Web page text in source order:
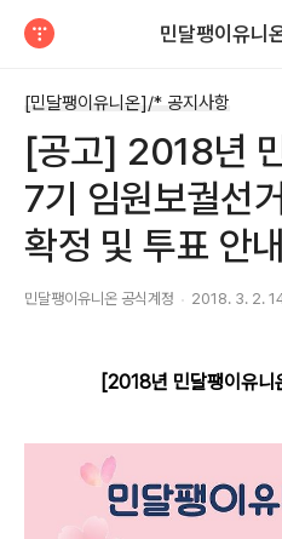
민달팽이유니
[민달팽이유니온]/* 공지사항
[공고] 2018년
7기 임원보궐선
확정 및 투표 안내
민달팽이유니온 공식계정 2018. 3. 2.
[2018년 민달팽이유니